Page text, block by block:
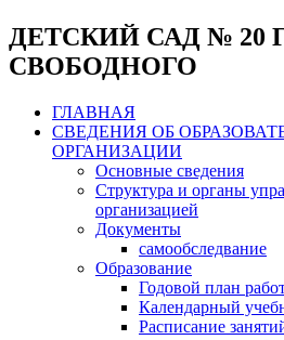
ДЕТСКИЙ САД № 20
СВОБОДНОГО
ГЛАВНАЯ
СВЕДЕНИЯ ОБ
ОРГАНИЗАЦИИ
Основные сведения
Структура и органы
организацией
Документы
самообследвание
Образование
Годовой план
Календарный
Расписание